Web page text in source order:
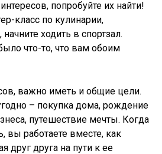
попробуйте их найти!
класс по кулинарии,
ходить в спортзал.
что-то, что вам обоим
важно иметь и общие цели.
– покупка дома, рождение
путешествие мечты. Когда
вы работаете вместе, как
друг друга на пути к ее